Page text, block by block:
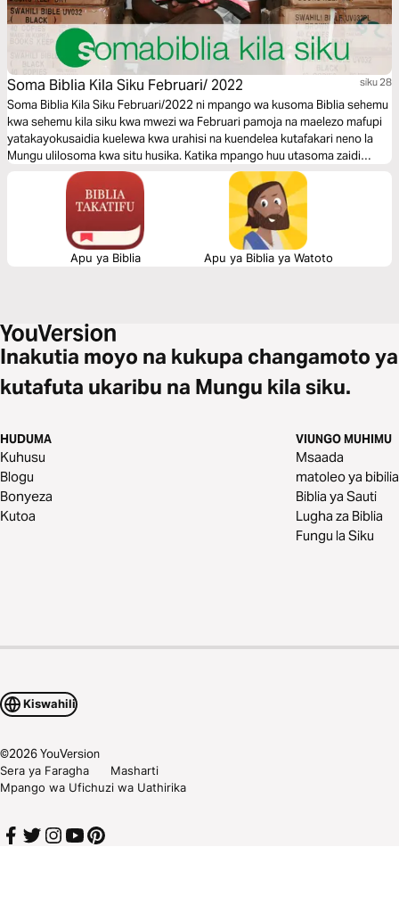
Soma Biblia Kila Siku Februari/ 2022 siku 28
Soma Biblia Kila Siku Februari/2022 ni mpango wa kusoma Biblia sehemu
kwa sehemu kila siku kwa mwezi wa Februari pamoja na maelezo mafupi
yatakayokusaidia kuelewa kwa urahisi na kuendelea kutafakari neno la
Mungu ulilosoma kwa situ husika. Katika mpango huu utasoma zaidi
katika kitabu cha Waefeso. Karibu kujiunga na mpango huu na usome
Apu ya Biblia Apu ya Biblia ya Watoto
Inakutia moyo na kukupa changamoto ya
kutafuta ukaribu na Mungu kila siku.
HUDUMA
Kuhusu
Blogu
Bonyeza
Kutoa
VIUNGO MUHIMU
Msaada
matoleo ya bibilia
Biblia ya Sauti
Lugha za Biblia
Fungu la Siku
Kiswahili
©2026YouVersion
Sera ya Faragha
Masharti
Mpango wa Ufichuzi wa Uathirika